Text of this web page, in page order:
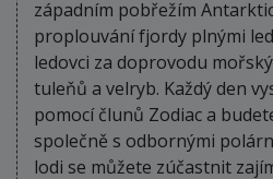
západním pobřežím
proplouvání fjordy plnými
ledovci za doprovodu
tuleňů a velryb. Každý den
pomocí člunů Zodiac a
společně s odbornými
lodi se můžete zúčastnit